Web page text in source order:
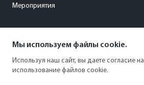
Мероприятия
+7 846 203-00-88
Мы используем файлы cookie.
Используя наш сайт, вы даете согласие на
использование файлов cookie.